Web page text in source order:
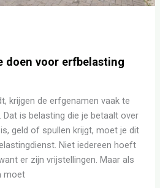
doen voor erfbelasting
krijgen de erfgenamen vaak te
is belasting die je betaalt over
geld of spullen krijgt, moet je dit
Niet iedereen hoeft
er zijn vrijstellingen. Maar als
moet